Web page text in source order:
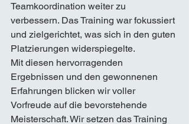
Teamkoordination weiter zu
verbessern. Das Training war fokussiert
und zielgerichtet, was sich in den guten
Platzierungen widerspiegelte.
Mit diesen hervorragenden
Ergebnissen und den gewonnenen
Erfahrungen blicken wir voller
Vorfreude auf die bevorstehende
Meisterschaft. Wir setzen das Training